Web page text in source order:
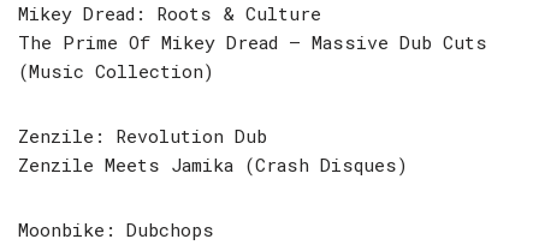
Mikey Dread: Roots & Culture
The Prime Of Mikey Dread – Massive Dub Cuts
(Music Collection)
Zenzile: Revolution Dub
Zenzile Meets Jamika (Crash Disques)
Moonbike: Dubchops